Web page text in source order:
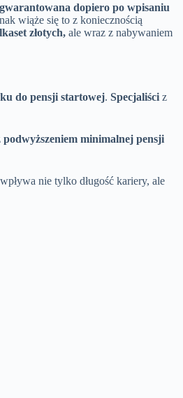
dopiero po wpisaniu
wiąże się to z koniecznością
złotych, ale wraz z nabywaniem
do pensji startowej. Specjaliści z
podwyższeniem minimalnej pensji
nie tylko długość kariery, ale